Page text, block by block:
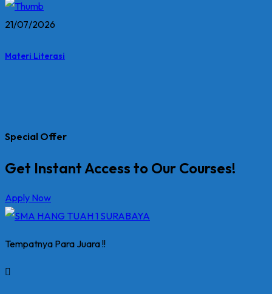
21/07/2026
Materi Literasi
Special Offer
Get Instant Access to Our Courses!
Apply Now
Tempatnya Para Juara !!